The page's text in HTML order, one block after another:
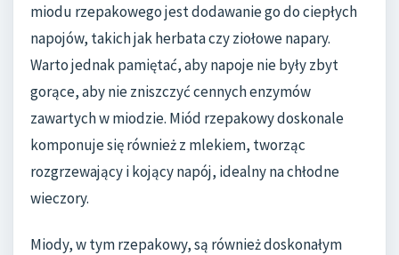
miodu rzepakowego jest dodawanie go do ciepłych
napojów, takich jak herbata czy ziołowe napary.
Warto jednak pamiętać, aby napoje nie były zbyt
gorące, aby nie zniszczyć cennych enzymów
zawartych w miodzie. Miód rzepakowy doskonale
komponuje się również z mlekiem, tworząc
rozgrzewający i kojący napój, idealny na chłodne
wieczory.
Miody, w tym rzepakowy, są również doskonałym